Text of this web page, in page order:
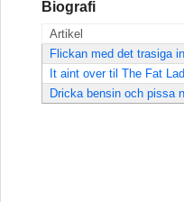
Biografi
Artikel
Flickan med det trasiga
It aint over til The Fat
Dricka bensin och pissa